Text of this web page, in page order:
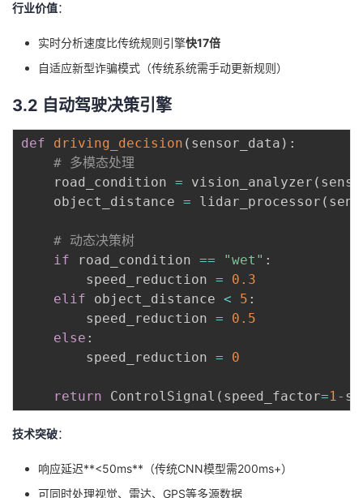
行业价值：
实时分析速度比传统规则引擎快17倍
自适应新型诈骗模式（传统系统需手动更新规则）
3.2 自动驾驶决策引擎
def driving_decision ( sensor_data ) :
# 多模态处理
    road_condition
= vision_analyzer (
    object_distance
= lidar_processor (
# 动态决策树
if road_condition == "wet" :
        speed_reduction
=
0.3
elif object_distance < 5 :
        speed_reduction
=
0.5
else :
        speed_reduction
= 0
return ControlSignal ( speed_factor=1-
技术突破：
响应延迟**<50ms**（传统CNN模型需200ms+）
可同时处理视觉、雷达、GPS等多源数据